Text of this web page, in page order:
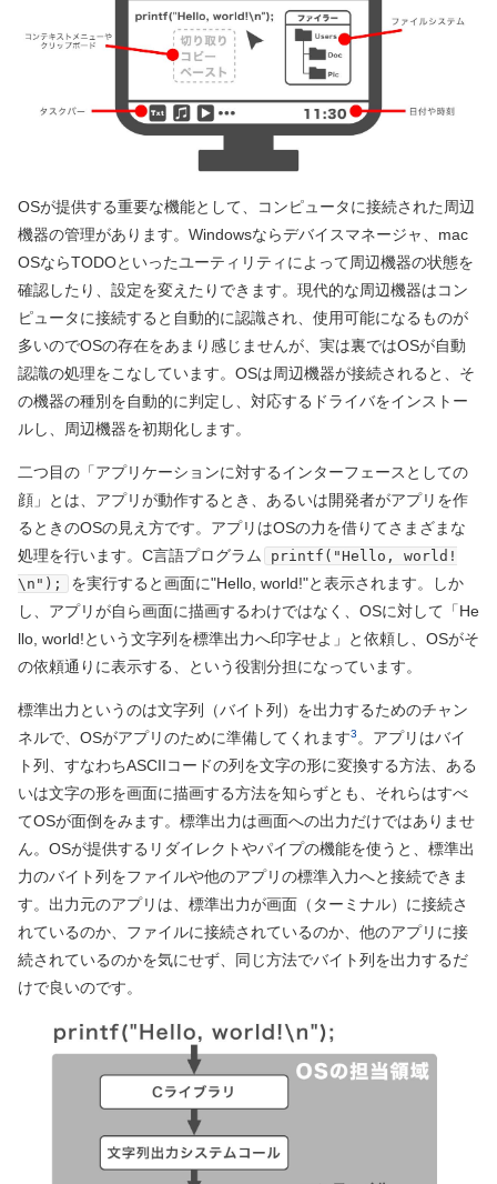
OSが提供する重要な機能として、コンピュータに接続された周辺
機器の管理があります。Windowsならデバイスマネージャ、mac
OSならTODOといったユーティリティによって周辺機器の状態を
確認したり、設定を変えたりできます。現代的な周辺機器はコン
ピュータに接続すると自動的に認識され、使用可能になるものが
多いのでOSの存在をあまり感じませんが、実は裏ではOSが自動
認識の処理をこなしています。OSは周辺機器が接続されると、そ
の機器の種別を自動的に判定し、対応するドライバをインストー
ルし、周辺機器を初期化します。
二つ目の「アプリケーションに対するインターフェースとしての
顔」とは、アプリが動作するとき、あるいは開発者がアプリを作
るときのOSの見え方です。アプリはOSの力を借りてさまざまな
処理を行います。C言語プログラム
printf("Hello, world!
\n");
を実行すると画面に"Hello, world!"と表示されます。しか
し、アプリが自ら画面に描画するわけではなく、OSに対して「He
llo, world!という文字列を標準出力へ印字せよ」と依頼し、OSがそ
の依頼通りに表示する、という役割分担になっています。
標準出力というのは文字列（バイト列）を出力するためのチャン
ネルで、OSがアプリのために準備してくれます3 。アプリはバイ
ト列、すなわちASCIIコードの列を文字の形に変換する方法、ある
いは文字の形を画面に描画する方法を知らずとも、それらはすべ
てOSが面倒をみます。標準出力は画面への出力だけではありませ
ん。OSが提供するリダイレクトやパイプの機能を使うと、標準出
力のバイト列をファイルや他のアプリの標準入力へと接続できま
す。出力元のアプリは、標準出力が画面（ターミナル）に接続さ
れているのか、ファイルに接続されているのか、他のアプリに接
続されているのかを気にせず、同じ方法でバイト列を出力するだ
けで良いのです。